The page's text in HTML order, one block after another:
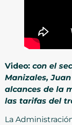
Video: con el
Manizales,
alcances de la
las tarifas del
La